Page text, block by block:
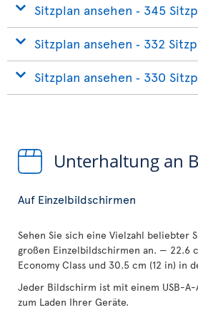
Sitzplan ansehen ‐ 345
Sitzplan ansehen ‐ 332
Sitzplan ansehen ‐ 330
Unterhaltung an
Auf Einzelbildschirmen
Sehen Sie sich eine Vielzahl beliebter
großen Einzelbildschirmen an. — 22.6
Economy Class und 30.5 cm (12 in) in
Jeder Bildschirm ist mit einem USB-A-
zum Laden Ihrer Geräte.